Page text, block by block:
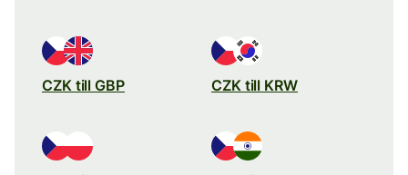
CZK till GBP CZK till KRW